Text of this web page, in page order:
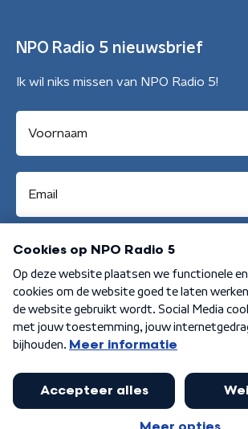
NPO Radio 5 nieuwsbrief
Ik wil niks missen van NPO Radio 5!
Aanmelden
Algemene voorwaarden Privacybeleid